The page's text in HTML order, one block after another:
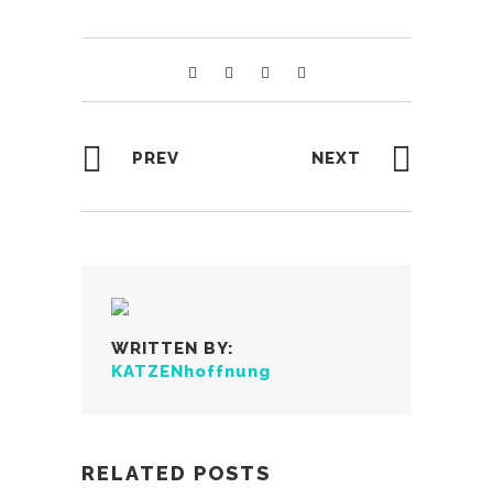
PREV NEXT
WRITTEN BY:
KATZENhoffnung
RELATED POSTS